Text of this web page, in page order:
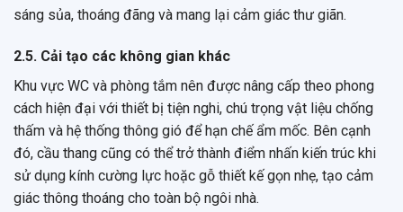
sáng sủa, thoáng đãng và mang lại cảm giác thư giãn.
2.5. Cải tạo các không gian khác
Khu vực WC và phòng tắm nên được nâng cấp theo phong
cách hiện đại với thiết bị tiện nghi, chú trọng vật liệu chống
thấm và hệ thống thông gió để hạn chế ẩm mốc. Bên cạnh
đó, cầu thang cũng có thể trở thành điểm nhấn kiến trúc khi
sử dụng kính cường lực hoặc gỗ thiết kế gọn nhẹ, tạo cảm
giác thông thoáng cho toàn bộ ngôi nhà.